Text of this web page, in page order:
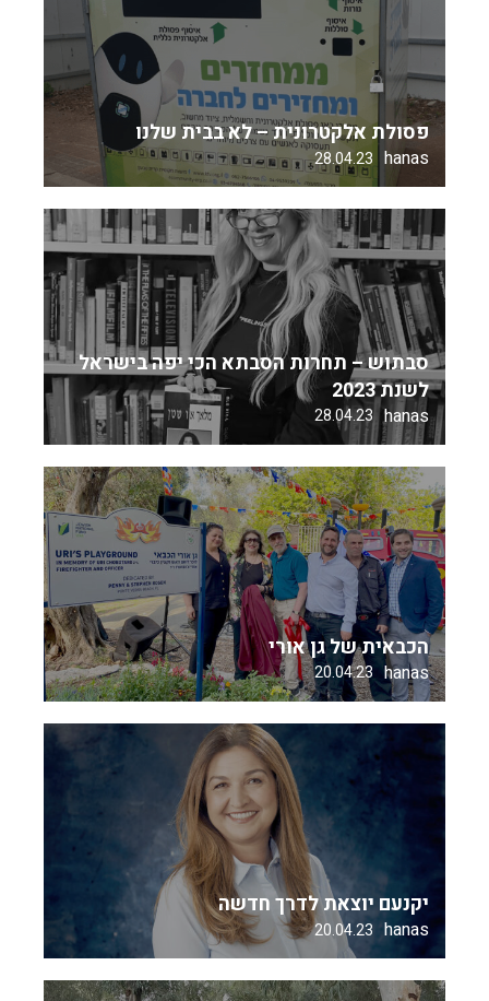
פסולת אלקטרונית – לא בבית שלנו
hanas
28.04.23
סבתוש – תחרות הסבתא הכי יפה בישראל
לשנת 2023
hanas
28.04.23
הכבאית של גן אורי
hanas
20.04.23
יקנעם יוצאת לדרך חדשה
hanas
20.04.23